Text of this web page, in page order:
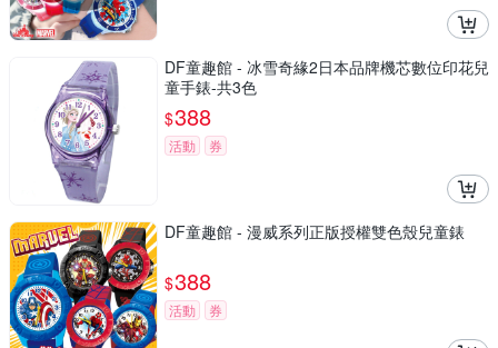
DF童趣館 - 冰雪奇緣2日本品牌機芯數位印花兒
童手錶-共3色
$388
活動 券
DF童趣館 - 漫威系列正版授權雙色殼兒童錶
$388
活動 券